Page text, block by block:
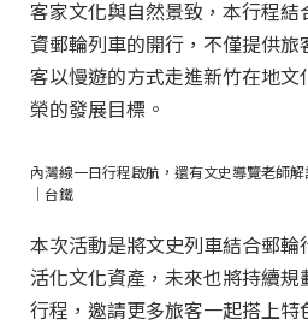
客家文化與自然景致，本行程
資郵輪列車的開行，不僅提供
客以慢遊的方式走進新竹在地
榮的發展目標。
內灣線一日行程啟航，還有文史導覽老師
｜台鐵
本次活動是將文史列車結合郵
活化文化資產，未來也將持續
行程，邀請更多旅客一起搭上